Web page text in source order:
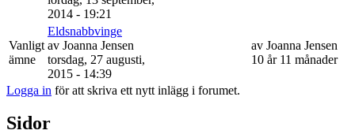
2014 - 19:21
Vanligt
ämne
Eldsnabbvinge
av Joanna Jensen
torsdag, 27 augusti,
2015 - 14:39
av Joanna Jensen
10 år 11 månader
Logga in för att skriva ett nytt inlägg i forumet.
Sidor